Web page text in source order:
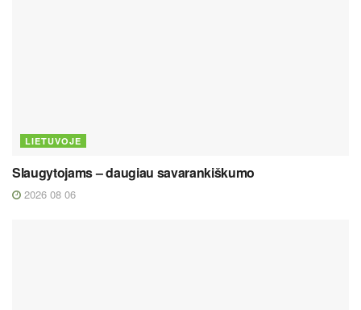
LIETUVOJE
Slaugytojams – daugiau savarankiškumo
2026 08 06